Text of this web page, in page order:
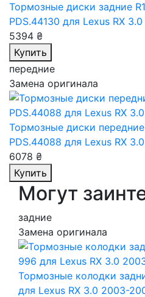
Тормозные диски задние
PDS.44130 для Lexus RX
5394 ₴
Купить
передние
Замена оригинала
Тормозные диски
PDS.44088 для Lexus RX
6078 ₴
Купить
Могут
задние
Замена оригинала
Тормозные колодки
для Lexus RX 3.0 2003-